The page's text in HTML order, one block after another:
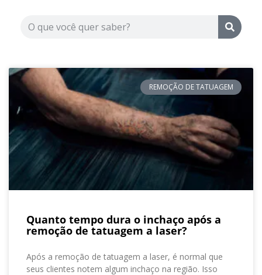
REMOÇÃO DE TATUAGEM
Quanto tempo dura o inchaço após a
remoção de tatuagem a laser?
Após a remoção de tatuagem a laser, é normal que
seus clientes notem algum inchaço na região. Isso